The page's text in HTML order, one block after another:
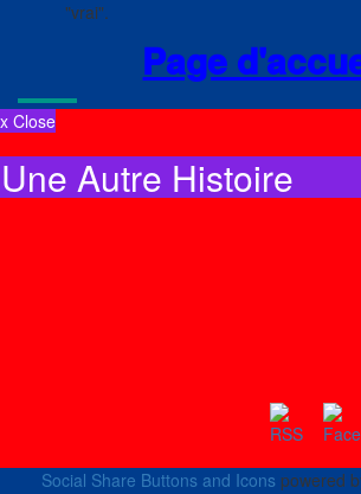
"vrai".
Page
x Close
Une Autre Histoire
Social Share Buttons and Icons powered